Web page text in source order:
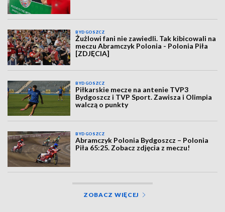
BYDGOSZCZ
Żużlowi fani nie zawiedli. Tak kibicowali na
meczu Abramczyk Polonia - Polonia Piła
[ZDJĘCIA]
BYDGOSZCZ
Piłkarskie mecze na antenie TVP3
Bydgoszcz i TVP Sport. Zawisza i Olimpia
walczą o punkty
BYDGOSZCZ
Abramczyk Polonia Bydgoszcz – Polonia
Piła 65:25. Zobacz zdjęcia z meczu!
ZOBACZ WIĘCEJ